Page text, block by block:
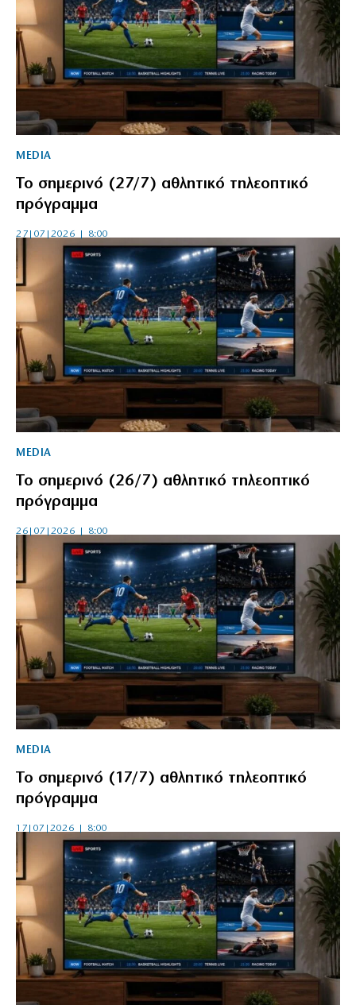
MEDIA
Το σημερινό (27/7) αθλητικό τηλεοπτικό
πρόγραμμα
27|07|2026 | 8:00
MEDIA
Το σημερινό (26/7) αθλητικό τηλεοπτικό
πρόγραμμα
26|07|2026 | 8:00
MEDIA
Το σημερινό (17/7) αθλητικό τηλεοπτικό
πρόγραμμα
17|07|2026 | 8:00